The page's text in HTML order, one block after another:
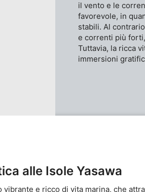
il vento e le
favorevole, in
stabili. Al
e correnti più
Tuttavia, la ricca
immersioni
alle Isole Yasawa
e ricco di vita marina, che